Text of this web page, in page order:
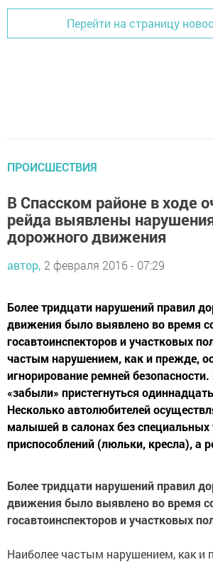
Перейти на страницу
ПРОИСШЕСТВИЯ
В Спасском районе в ходе
рейда выявлены
дорожного движения
автор, 2 февраля 2016 - 07:29
Более тридцати нарушений правил
движения было выявлено во время
госавтоинспекторов и участковых
частым нарушением, как и прежде,
игнорирование ремней безопасности.
«забыли» пристегнуться
Несколько автолюбителей
малышей в салонах без
приспособлений (люльки, кресла), а
Более тридцати нарушений правил
движения было выявлено во время
госавтоинспекторов и участковых
Наиболее частым нарушением, как и